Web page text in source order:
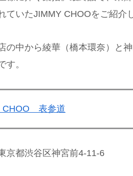
ていたJIMMY CHOOをご紹介
の中から綾華（橋本環奈）と
す。
CHOO 表参道
京都渋谷区神宮前4-11-6